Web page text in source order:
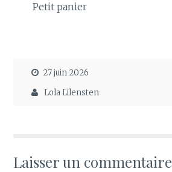
Petit panier
27 juin 2026
Lola Lilensten
Laisser un commentaire